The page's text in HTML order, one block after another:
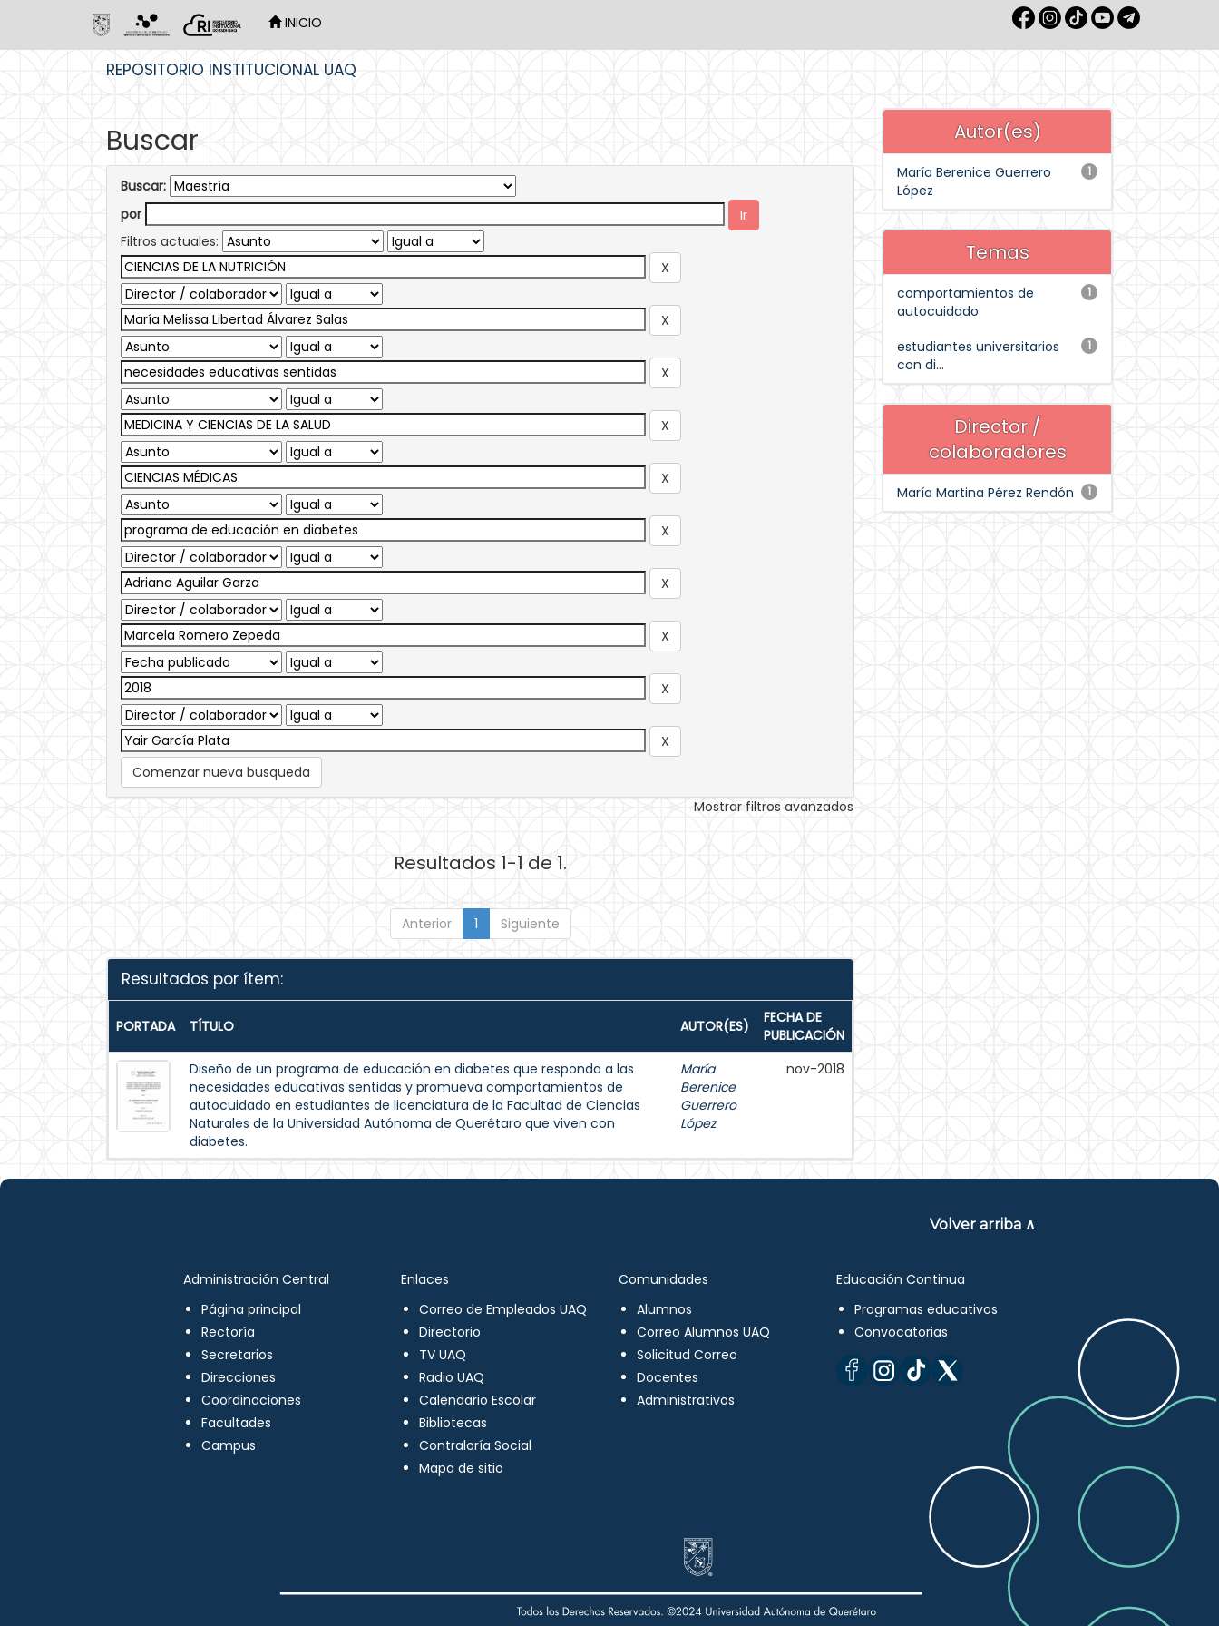
INICIO
REPOSITORIO INSTITUCIONAL UAQ
Buscar
Buscar:
por
Filtros actuales:
Comenzar nueva busqueda
Mostrar filtros avanzados
Resultados 1-1 de 1.
Anterior 1 Siguiente
Resultados por ítem:
PORTADA TÍTULO AUTOR(ES)
FECHA DE
PUBLICACIÓN
Diseño de un programa de educación en diabetes que responda a las
necesidades educativas sentidas y promueva comportamientos de
autocuidado en estudiantes de licenciatura de la Facultad de Ciencias
Naturales de la Universidad Autónoma de Querétaro que viven con
diabetes.
María
Berenice
Guerrero
López
nov-2018
Autor(es)
1
María Berenice Guerrero
López
Temas
1
comportamientos de
autocuidado
1
estudiantes universitarios
con di...
Director /
colaboradores
1
María Martina Pérez Rendón
Volver arriba ∧
Administración Central
Página principal
Rectoría
Secretarios
Direcciones
Coordinaciones
Facultades
Campus
Enlaces
Correo de Empleados UAQ
Directorio
TV UAQ
Radio UAQ
Calendario Escolar
Bibliotecas
Contraloría Social
Mapa de sitio
Comunidades
Alumnos
Correo Alumnos UAQ
Solicitud Correo
Docentes
Administrativos
Educación Continua
Programas educativos
Convocatorias